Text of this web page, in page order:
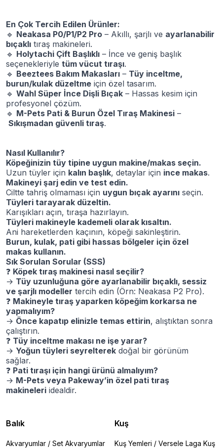
En Çok Tercih Edilen Ürünler:
🔹 Neakasa P0/P1/P2 Pro – Akıllı, şarjlı ve ayarlanabilir
bıçaklı tıraş makineleri.
🔹 Holytachi Çift Başlıklı – İnce ve geniş başlık
seçenekleriyle tüm vücut tıraşı.
🔹 Beeztees Bakım Makasları – Tüy inceltme,
burun/kulak düzeltme için özel tasarım.
🔹 Wahl Süper İnce Dişli Bıçak – Hassas kesim için
profesyonel çözüm.
🔹 M-Pets Pati & Burun Özel Tıraş Makinesi –
Sıkışmadan güvenli tıraş.
Nasıl Kullanılır?
Köpeğinizin tüy tipine uygun makine/makas seçin.
Uzun tüyler için kalın başlık, detaylar için ince makas.
Makineyi şarj edin ve test edin.
Ciltte tahriş olmaması için uygun bıçak ayarını seçin.
Tüyleri tarayarak düzeltin.
Karışıkları açın, tıraşa hazırlayın.
Tüyleri makineyle kademeli olarak kısaltın.
Ani hareketlerden kaçının, köpeği sakinleştirin.
Burun, kulak, pati gibi hassas bölgeler için özel
makas kullanın.
Sık Sorulan Sorular (SSS)
❓ Köpek tıraş makinesi nasıl seçilir?
→ Tüy uzunluğuna göre ayarlanabilir bıçaklı, sessiz
ve şarjlı modeller tercih edin (Örn: Neakasa P2 Pro).
❓ Makineyle tıraş yaparken köpeğim korkarsa ne
yapmalıyım?
→ Önce kapatıp elinizle temas ettirin, alıştıktan sonra
çalıştırın.
❓ Tüy inceltme makası ne işe yarar?
→ Yoğun tüyleri seyrelterek doğal bir görünüm
sağlar.
❓ Pati tıraşı için hangi ürünü almalıyım?
→ M-Pets veya Pakeway’in özel pati tıraş
makineleri idealdir.
Balık
Akvaryumlar / Set Akvaryumlar
Kuş
Kuş Yemleri / Versele Laga Kuş